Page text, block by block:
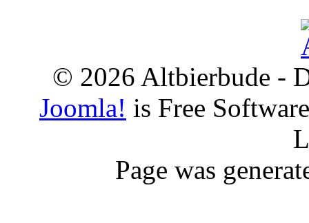
© 2026 Altbierbude -
Joomla! is Free
Page was